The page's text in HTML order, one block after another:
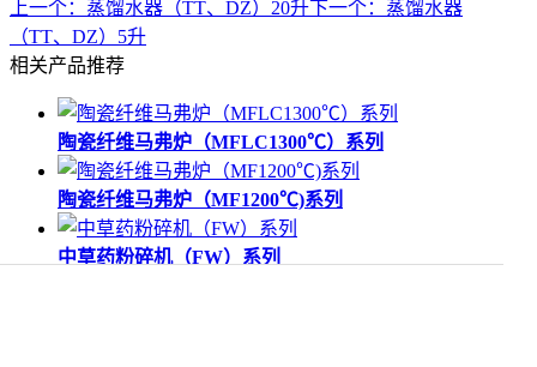
上一个：蒸馏水器（TT、DZ）20升下一个：蒸馏水器
（TT、DZ）5升
相关产品推荐
陶瓷纤维马弗炉（MFLC1300℃）系列
陶瓷纤维马弗炉（MF1200℃)系列
中草药粉碎机（FW）系列